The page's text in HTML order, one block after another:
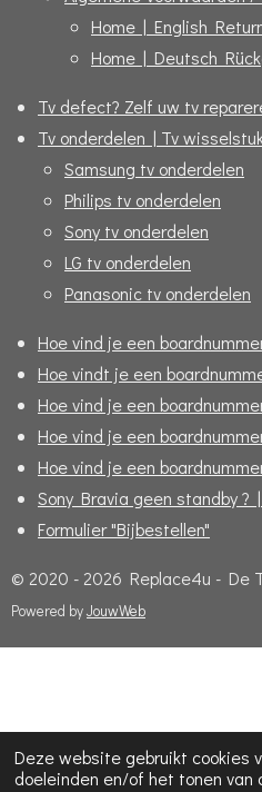
Deze website gebruikt cookies
doeleinden en/of het tonen
Home | English
Home | Deutsch
Tv defect? Zelf uw tv
Tv onderdelen | Tv
Samsung tv onderdelen
Philips tv onderdelen
Sony tv onderdelen
LG tv onderdelen
Panasonic tv onderdelen
Hoe vind je een
Hoe vindt je een
Hoe vind je een
Hoe vind je een
Hoe vind je een
Sony Bravia geen standby ?
Formulier "Bijbestellen"
© 2020 - 2026 Replace4u - De
Powered byJouwWeb